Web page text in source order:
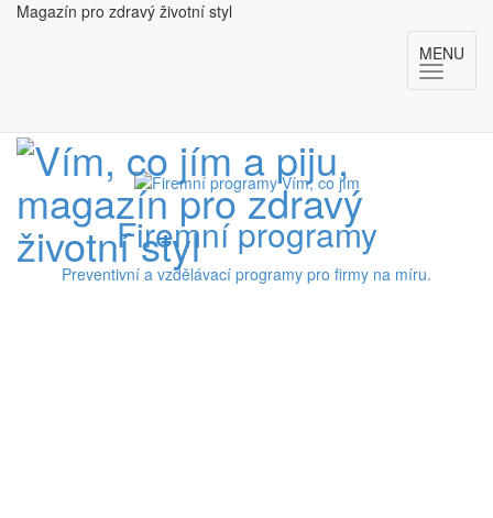
Magazín pro zdravý životní styl
MENU
Firemní programy
Preventivní a vzdělávací programy pro firmy na míru.